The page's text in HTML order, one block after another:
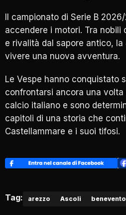
Il campionato di Serie B
accendere i motori. Tra
e rivalità dal sapore antico,
vivere una nuova avventura.
Le Vespe hanno conquistato
confrontarsi ancora una
calcio italiano e sono
capitoli di una storia che
Castellammare e i suoi tifosi.
Tag: arezzo Ascoli benevento